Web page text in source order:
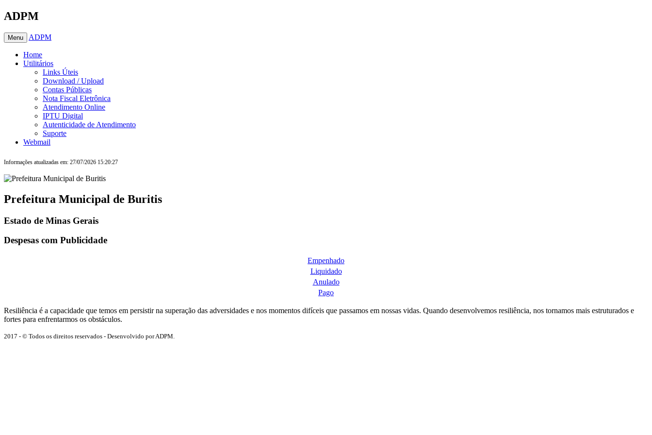
ADPM
Menu ADPM
Home
Utilitários
Links Úteis
Download / Upload
Contas Públicas
Nota Fiscal Eletrônica
Atendimento Online
IPTU Digital
Autenticidade de Atendimento
Suporte
Webmail
Informações atualizadas em: 27/07/2026 15:20:27
Prefeitura Municipal de Buritis
Estado de Minas Gerais
Despesas com Publicidade
Empenhado
Liquidado
Anulado
Pago
Resiliência é a capacidade que temos em persistir na superação das adversidades e nos momentos difíceis que passamos em nossas vidas. Quando desenvolvemos resiliência, nos tornamos mais estruturados e
fortes para enfrentarmos os obstáculos.
2017 - © Todos os direitos reservados - Desenvolvido por ADPM.